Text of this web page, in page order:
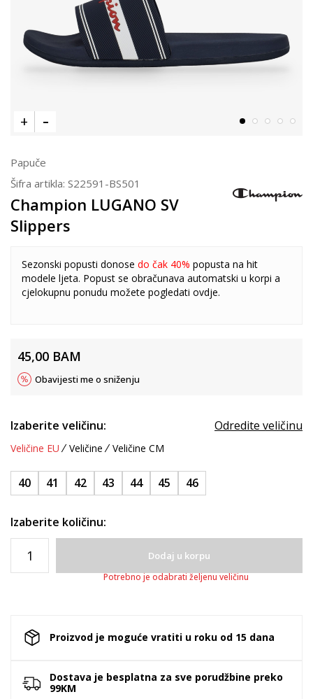
Papuče
Šifra artikla: S22591-BS501
Champion LUGANO SV
Slippers
Sezonski popusti donose do čak 40% popusta na hit
modele ljeta. Popust se obračunava automatski u korpi a
cjelokupnu ponudu možete pogledati ovdje.
45,00 BAM
Obavijesti me o sniženju
Izaberite veličinu: Odredite veličinu
Veličine EU Veličine Veličine CM
40 41 42 43 44 45 46
Izaberite količinu:
Dodaj u korpu
Potrebno je odabrati željenu veličinu
Proizvod je moguće vratiti u roku od 15 dana
Dostava je besplatna za sve porudžbine preko
99KM